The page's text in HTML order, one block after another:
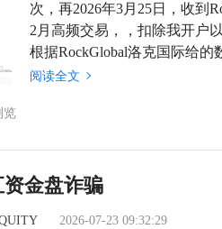
次，再2026年3月25日，收到
2月高频交易，，扣除我开户
根据RockGlobal洛克国际给
了，真正做高频交易的一天就
阅读全文
览
金盘诈骗
2026-07-23 09:32:29